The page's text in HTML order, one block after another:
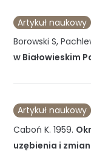
Artykuł naukowy
Borowski S,
w Białowieskim
Artykuł naukowy
Caboń K. 1959.
uzębienia i